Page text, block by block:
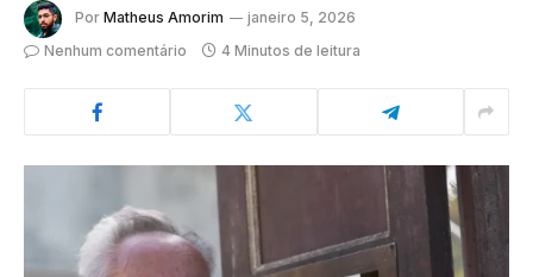
Por Matheus Amorim
janeiro 5, 2026
Nenhum comentário
4 Minutos de leitura